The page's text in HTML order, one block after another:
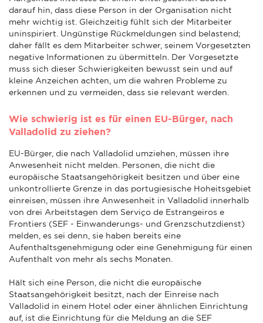
darauf hin, dass diese Person in der Organisation nicht
mehr wichtig ist. Gleichzeitig fühlt sich der Mitarbeiter
uninspiriert. Ungünstige Rückmeldungen sind belastend;
daher fällt es dem Mitarbeiter schwer, seinem Vorgesetzten
negative Informationen zu übermitteln. Der Vorgesetzte
muss sich dieser Schwierigkeiten bewusst sein und auf
kleine Anzeichen achten, um die wahren Probleme zu
erkennen und zu vermeiden, dass sie relevant werden.
Wie schwierig ist es für einen EU-Bürger, nach
Valladolid zu ziehen?
EU-Bürger, die nach Valladolid umziehen, müssen ihre
Anwesenheit nicht melden. Personen, die nicht die
europäische Staatsangehörigkeit besitzen und über eine
unkontrollierte Grenze in das portugiesische Hoheitsgebiet
einreisen, müssen ihre Anwesenheit in Valladolid innerhalb
von drei Arbeitstagen dem Serviço de Estrangeiros e
Frontiers (SEF - Einwanderungs- und Grenzschutzdienst)
melden, es sei denn, sie haben bereits eine
Aufenthaltsgenehmigung oder eine Genehmigung für einen
Aufenthalt von mehr als sechs Monaten.
Hält sich eine Person, die nicht die europäische
Staatsangehörigkeit besitzt, nach der Einreise nach
Valladolid in einem Hotel oder einer ähnlichen Einrichtung
auf, ist die Einrichtung für die Meldung an die SEF